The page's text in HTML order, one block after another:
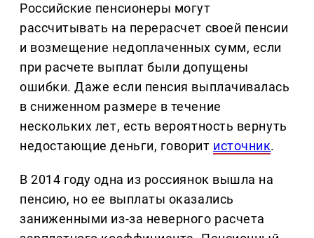
Российские пенсионеры могут
рассчитывать на перерасчет своей пенсии
и возмещение недоплаченных сумм, если
при расчете выплат были допущены
ошибки. Даже если пенсия выплачивалась
в сниженном размере в течение
нескольких лет, есть вероятность вернуть
недостающие деньги, говорит источник.
В 2014 году одна из россиянок вышла на
пенсию, но ее выплаты оказались
заниженными из-за неверного расчета